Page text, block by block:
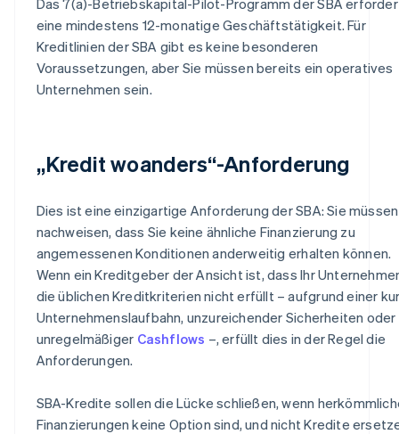
eine mindestens 12-monatige Geschäftstätigkeit. Für
Kreditlinien der SBA gibt es keine besonderen
Voraussetzungen, aber Sie müssen bereits ein operatives
Unternehmen sein.
„Kredit woanders“-Anforderung
Dies ist eine einzigartige Anforderung der SBA: Sie müssen
nachweisen, dass Sie keine ähnliche Finanzierung zu
angemessenen Konditionen anderweitig erhalten können.
Wenn ein Kreditgeber der Ansicht ist, dass Ihr
die üblichen Kreditkriterien nicht erfüllt – aufgrund einer
Unternehmenslaufbahn, unzureichender Sicherheiten oder
unregelmäßiger Cashflows –, erfüllt dies in der Regel die
Anforderungen.
SBA-Kredite sollen die Lücke schließen, wenn
Finanzierungen keine Option sind, und nicht Kredite